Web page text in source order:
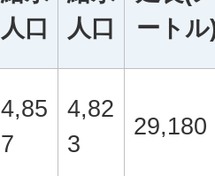
人口
人口
ートル
4,85
7
4,82
3
29,180